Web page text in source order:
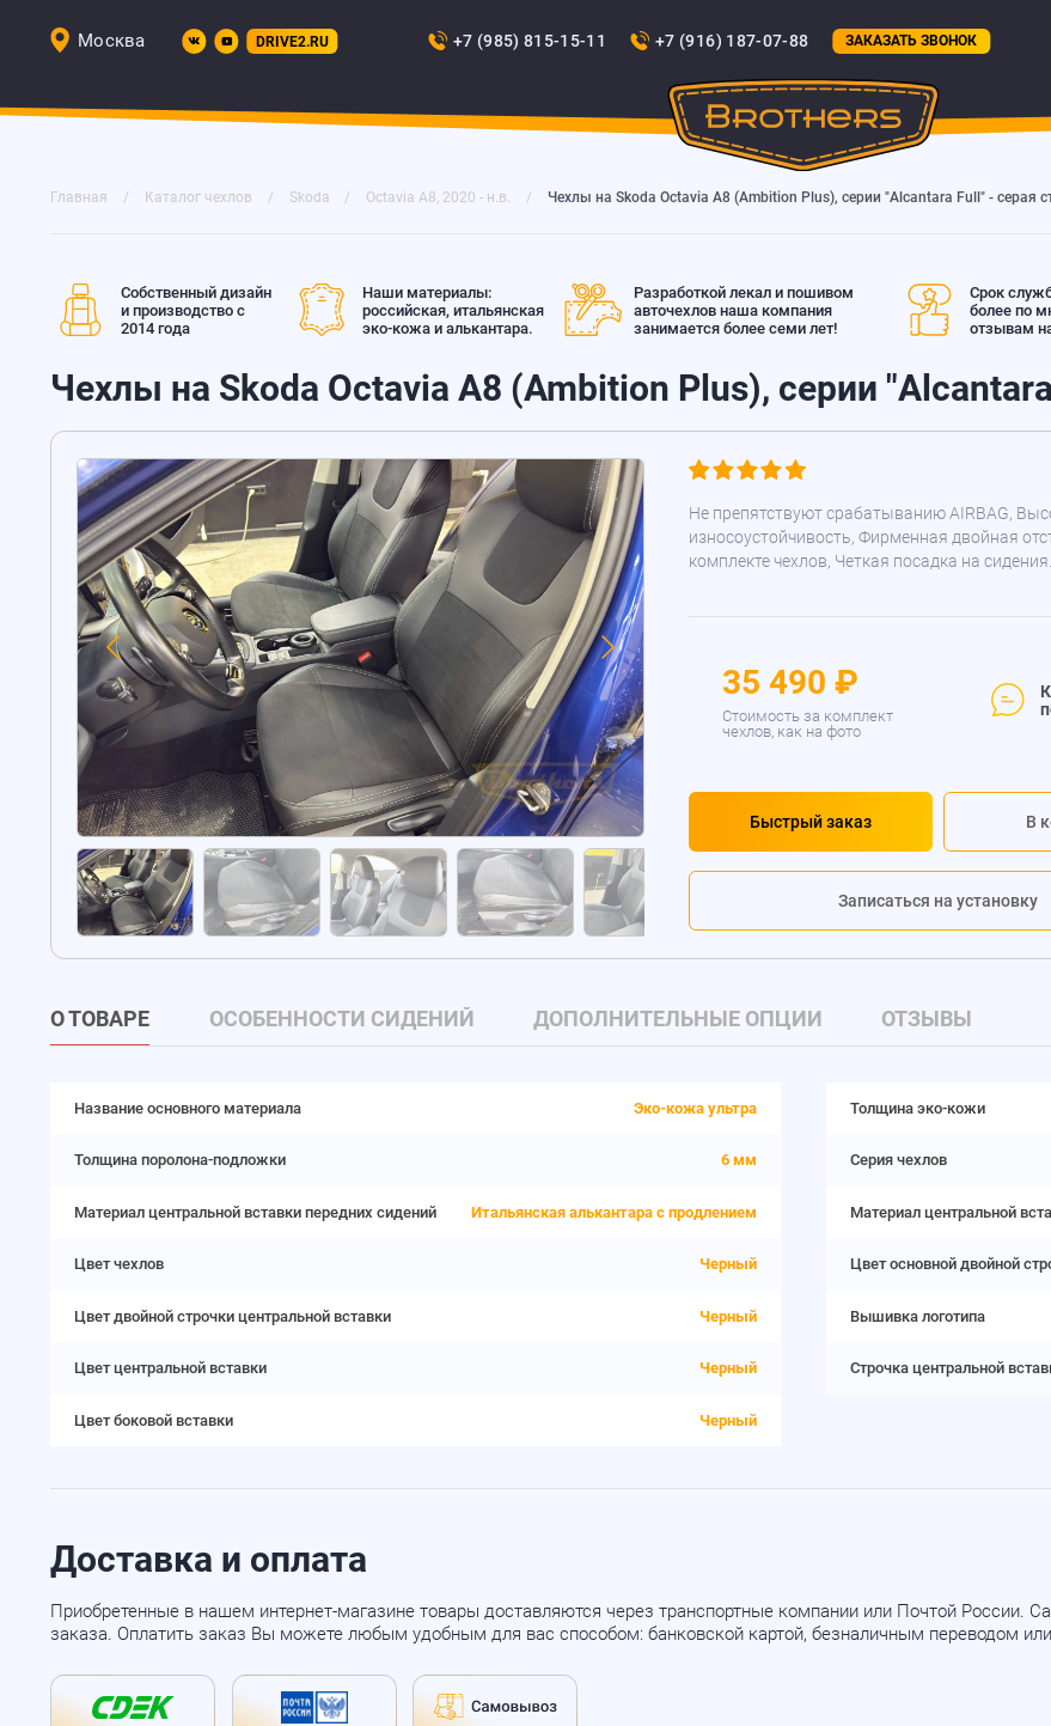
Москва DRIVE2.RU +7 (985) 815-15-11 +7 (916) 187-07-88 ЗАКАЗАТЬ ЗВОНОК
Главная Каталог чехлов Skoda Octavia A8, 2020 - н.в. Чехлы на Skoda Octavia A8 (Ambition Plus), серии "Alcantara Full" - серая
Собственный дизайн
и производство с
2014 года
Наши материалы:
российская, итальянская
эко-кожа и алькантара.
Разработкой лекал и пошивом
авточехлов наша компания
занимается более семи лет!
Срок
более по
отзывам
Чехлы на Skoda Octavia A8 (Ambition Plus), серии
Не препятствуют срабатыванию AIRBAG,
износоустойчивость, Фирменная двойная
комплекте чехлов, Четкая посадка на сидения.
35 490 ₽
Стоимость за комплект
чехлов, как на фото
Быстрый заказ В
Записаться на установку
О ТОВАРЕ ОСОБЕННОСТИ СИДЕНИЙ ДОПОЛНИТЕЛЬНЫЕ ОПЦИИ ОТЗЫВЫ
Название основного материала Эко-кожа ультра Толщина эко-кожи
Толщина поролона-подложки 6 мм Серия чехлов
Материал центральной вставки передних сидений Итальянская алькантара с продлением Материал центральной
Цвет чехлов Черный Цвет основной двойной
Цвет двойной строчки центральной вставки Черный Вышивка логотипа
Цвет центральной вставки Черный Строчка центральной
Цвет боковой вставки Черный
Доставка и оплата
Приобретенные в нашем интернет-магазине товары доставляются через транспортные компании или Почтой России.
заказа. Оплатить заказ Вы можете любым удобным для вас способом: банковской картой, безналичным переводом